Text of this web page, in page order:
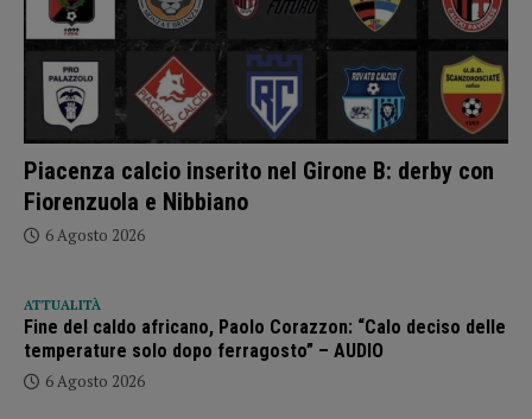
Piacenza calcio inserito nel Girone B: derby con
Fiorenzuola e Nibbiano
6 Agosto 2026
ATTUALITÀ
Fine del caldo africano, Paolo Corazzon: “Calo deciso delle
temperature solo dopo ferragosto” – AUDIO
6 Agosto 2026